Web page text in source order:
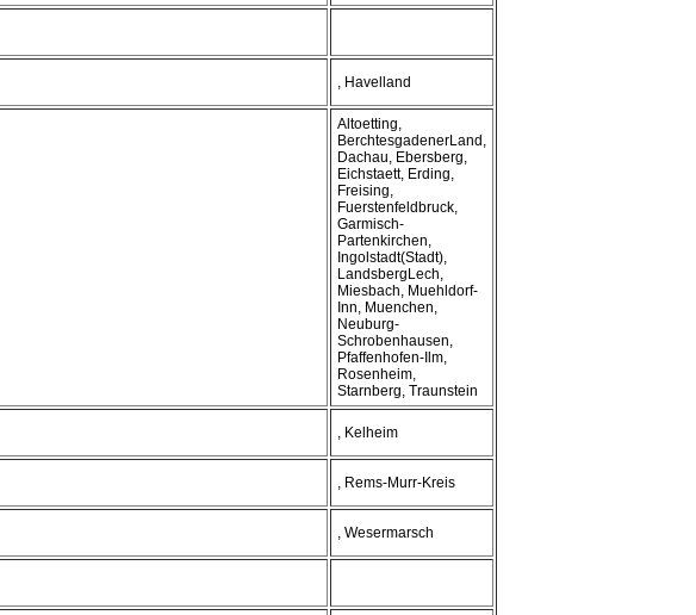
, Havelland
Altoetting,
BerchtesgadenerLand,
Dachau, Ebersberg,
Eichstaett, Erding,
Freising,
Fuerstenfeldbruck,
Garmisch-
Partenkirchen,
Ingolstadt(Stadt),
LandsbergLech,
Miesbach, Muehldorf-
Inn, Muenchen,
Neuburg-
Schrobenhausen,
Pfaffenhofen-Ilm,
Rosenheim,
Starnberg, Traunstein
, Kelheim
, Rems-Murr-Kreis
, Wesermarsch